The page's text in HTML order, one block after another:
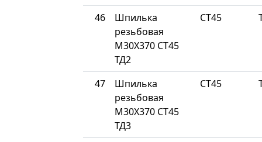
46
Шпилька
резьбовая
М30Х370 СТ45
ТД2
СТ45
47
Шпилька
резьбовая
М30Х370 СТ45
ТД3
СТ45